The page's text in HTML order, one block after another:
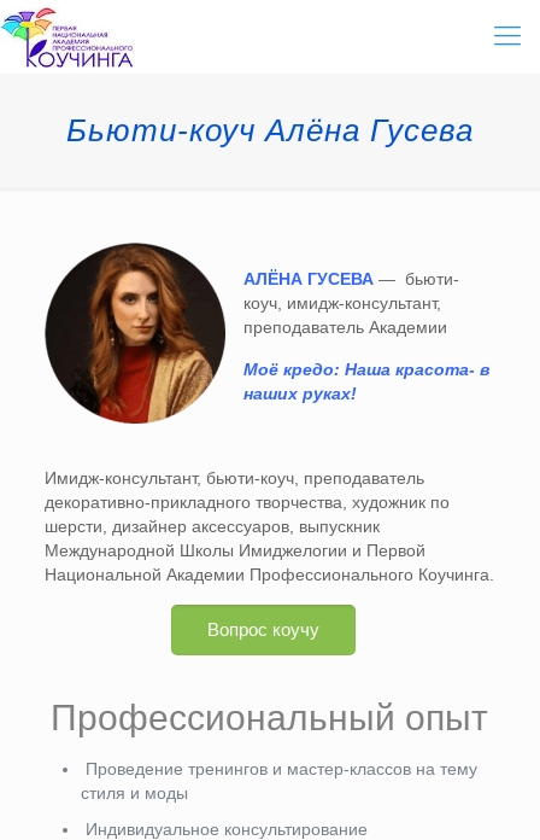
Бьюти-коуч Алёна Гусева
АЛЁНА ГУСЕВА— бьюти-
коуч, имидж-консультант,
преподаватель Академии
Моё кредо: Наша красота- в
наших руках!
Имидж-консультант, бьюти-коуч, преподаватель
декоративно-прикладного творчества, художник по
шерсти, дизайнер аксессуаров, выпускник
Международной Школы Имиджелогии и Первой
Национальной Академии Профессионального Коучинга.
Вопрос коучу
Профессиональный опыт
Проведение тренингов и мастер-классов на тему
стиля и моды
Индивидуальное консультирование